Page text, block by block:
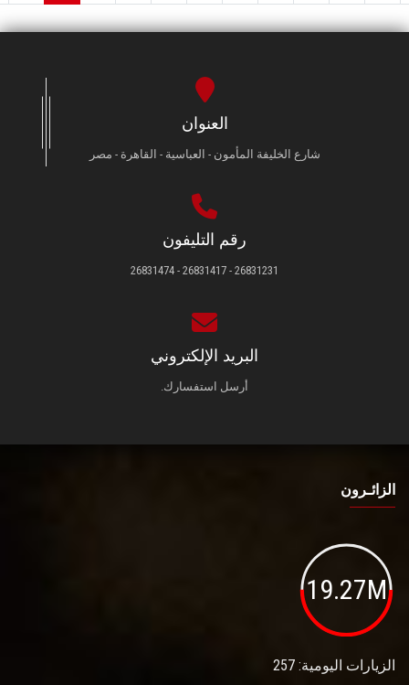
العنوان
شارع الخليفة المأمون - العباسية - القاهرة - مصر
رقم التليفون
26831231 - 26831417 - 26831474
البريد الإلكتروني
أرسل استفسارك.
الزائـرون
19.27M
الزيارات اليومية: 257